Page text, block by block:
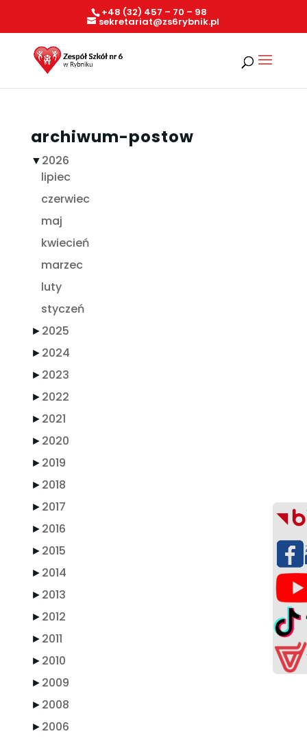
+48 (32) 457 – 70 – 98
sekretariat@zs6rybnik.pl
archiwum-postow
▼2026
lipiec
czerwiec
maj
kwiecień
marzec
luty
styczeń
►2025
►2024
►2023
►2022
►2021
►2020
►2019
►2018
►2017
►2016
►2015
►2014
►2013
►2012
►2011
►2010
►2009
►2008
►2006